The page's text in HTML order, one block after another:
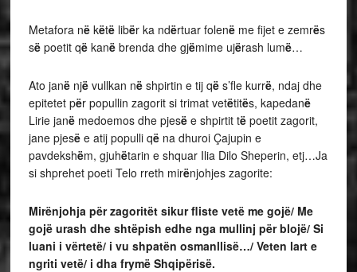
Metafora nëkëtëlibër ka ndërtuar folenëme fijet e zemrës
sëpoetit qëkanë brenda dhe gjëmime ujërash lumë…
Ato janënjëvullkan nëshpirtin e tij qës’fle kurrë, ndaj dhe
epitetet për popullin zagorit si trimat vetëtitës, kapedanë
Lirie janëmedoemos dhe pjesëe shpirtit tëpoetit zagorit,
jane pjesëe atij populli qëna dhuroi Çajupin e
pavdekshëm, gjuhëtarin e shquar Ilia Dilo Sheperin, etj…Ja
si shprehet poeti Telo rreth mirënjohjes zagorite:
Mirënjohja për zagoritët sikur fliste vetë me gojë/ Me
gojë urash dhe shtëpish edhe nga mullinj për blojë/ Si
luani i vërtetë/ i vu shpatën osmanllisë…/ Veten lart e
ngriti vetë/ i dha frymë Shqipërisë.